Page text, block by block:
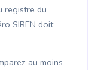
registre du
SIREN doit
au moins